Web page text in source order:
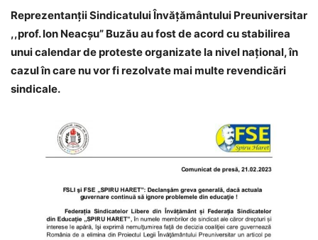
Reprezentanții Sindicatului Învățământului Preuniversitar
,,prof. Ion Neacșu” Buzău au fost de acord cu stabilirea
unui calendar de proteste organizate la nivel național, în
cazul în care nu vor fi rezolvate mai multe revendicări
sindicale.